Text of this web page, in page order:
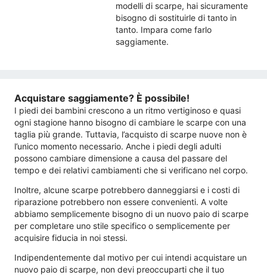
modelli di scarpe, hai sicuramente
bisogno di sostituirle di tanto in
tanto. Impara come farlo
saggiamente.
Acquistare saggiamente? È possibile!
I piedi dei bambini crescono a un ritmo vertiginoso e quasi
ogni stagione hanno bisogno di cambiare le scarpe con una
taglia più grande. Tuttavia, l’acquisto di scarpe nuove non è
l’unico momento necessario. Anche i piedi degli adulti
possono cambiare dimensione a causa del passare del
tempo e dei relativi cambiamenti che si verificano nel corpo.
Inoltre, alcune scarpe potrebbero danneggiarsi e i costi di
riparazione potrebbero non essere convenienti. A volte
abbiamo semplicemente bisogno di un nuovo paio di scarpe
per completare uno stile specifico o semplicemente per
acquisire fiducia in noi stessi.
Indipendentemente dal motivo per cui intendi acquistare un
nuovo paio di scarpe, non devi preoccuparti che il tuo